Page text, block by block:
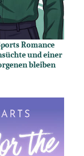
Romance
und einer
bleiben